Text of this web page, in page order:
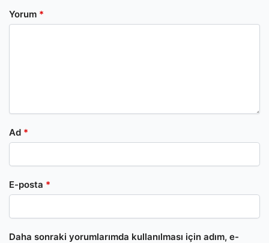
Yorum *
Ad *
E-posta *
Daha sonraki yorumlarımda kullanılması için adım, e-